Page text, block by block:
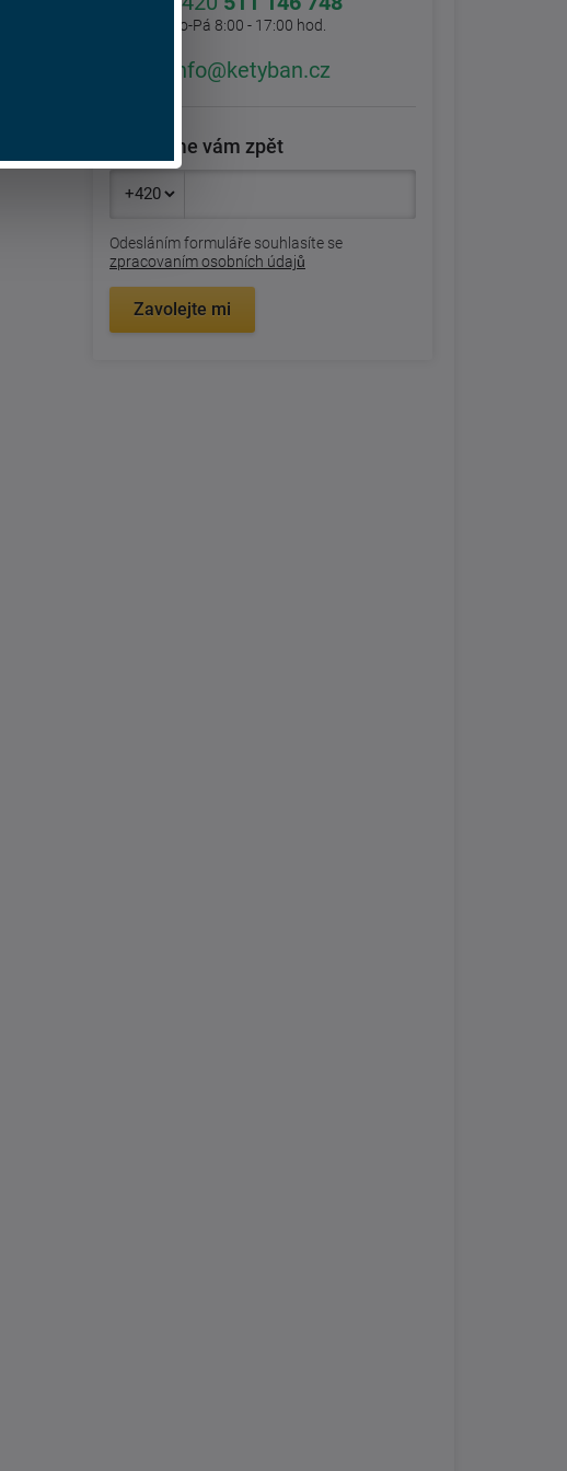
Po-Pá 8:00 - 17:00 hod.
info@ketyban.cz
Zavoláme vám zpět
Odesláním formuláře souhlasíte se
zpracovaním osobních údajů
Zavolejte mi